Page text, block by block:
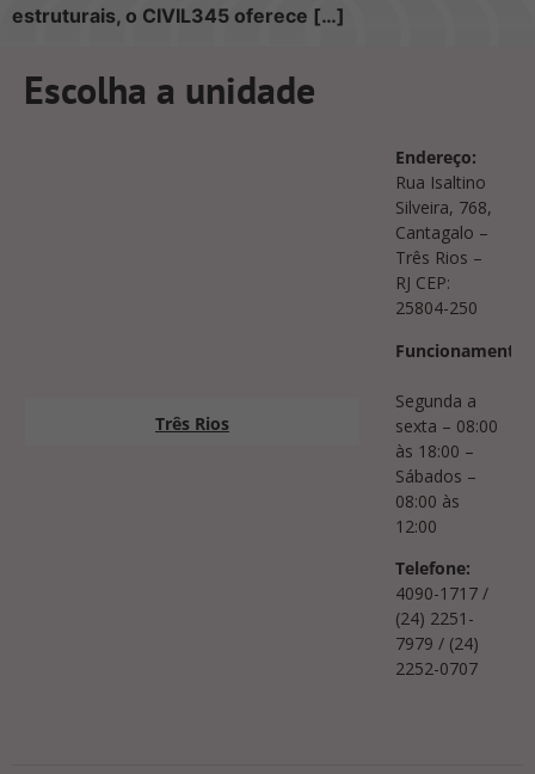
estruturais, o CIVIL345 oferece […]
Escolha a unidade
Três Rios
Endereço:
Rua Isaltino
Silveira, 768,
Cantagalo –
Três Rios –
RJ CEP:
25804-250
Funcionamento:
Segunda a
sexta – 08:00
às 18:00 –
Sábados –
08:00 às
12:00
Telefone:
4090-1717 /
(24) 2251-
7979 / (24)
2252-0707